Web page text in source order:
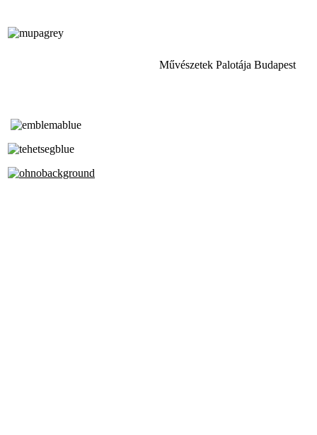
Művészetek Palotája Budapest